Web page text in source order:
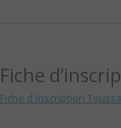
Fiche
Fiche d'inscription